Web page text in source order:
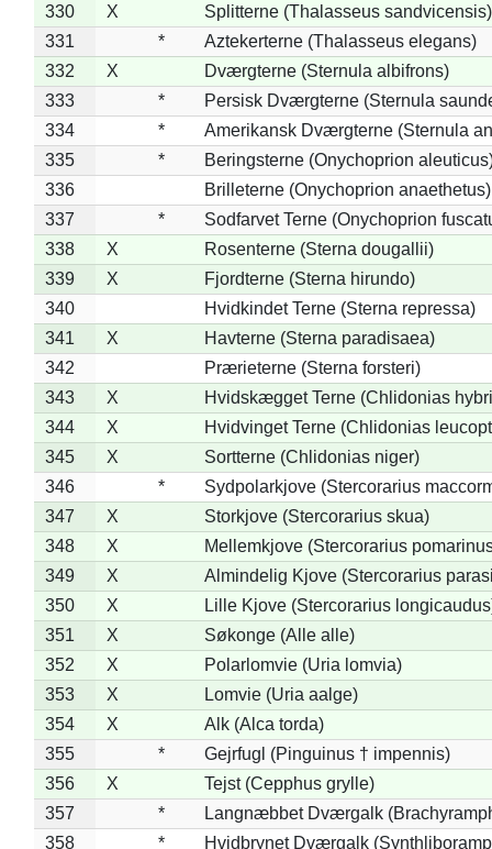
330
X
Splitterne (Thalasseus sandvicensis)
331
*
Aztekerterne (Thalasseus elegans)
332
X
Dværgterne (Sternula albifrons)
333
*
Persisk Dværgterne (Sternula
334
*
Amerikansk Dværgterne (Sternula
335
*
Beringsterne (Onychoprion
336
Brilleterne (Onychoprion anaethetus)
337
*
Sodfarvet Terne (Onychoprion
338
X
Rosenterne (Sterna dougallii)
339
X
Fjordterne (Sterna hirundo)
340
Hvidkindet Terne (Sterna repressa)
341
X
Havterne (Sterna paradisaea)
342
Prærieterne (Sterna forsteri)
343
X
Hvidskægget Terne (Chlidonias
344
X
Hvidvinget Terne (Chlidonias
345
X
Sortterne (Chlidonias niger)
346
*
Sydpolarkjove (Stercorarius
347
X
Storkjove (Stercorarius skua)
348
X
Mellemkjove (Stercorarius
349
X
Almindelig Kjove (Stercorarius
350
X
Lille Kjove (Stercorarius
351
X
Søkonge (Alle alle)
352
X
Polarlomvie (Uria lomvia)
353
X
Lomvie (Uria aalge)
354
X
Alk (Alca torda)
355
*
Gejrfugl (Pinguinus † impennis)
356
X
Tejst (Cepphus grylle)
357
*
Langnæbbet Dværgalk
358
* Hvidbrynet Dværgalk